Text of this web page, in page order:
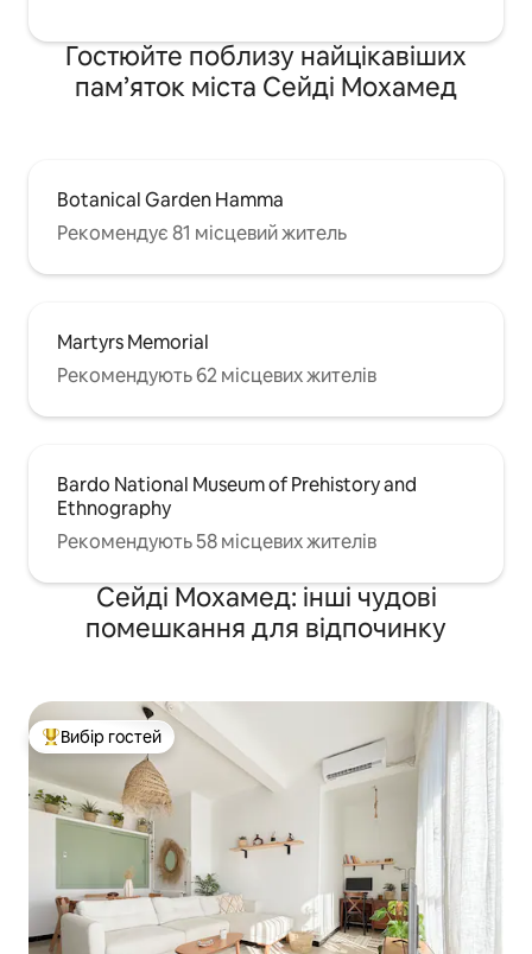
Гостюйте поблизу найцікавіших
пам’яток міста Сейді Мохамед
Botanical Garden Hamma
Рекомендує 81 місцевий житель
Martyrs Memorial
Рекомендують 62 місцевих жителів
Bardo National Museum of Prehistory and
Ethnography
Рекомендують 58 місцевих жителів
Сейді Мохамед: інші чудові
помешкання для відпочинку
Топ вибір гостей
Вибір гостей